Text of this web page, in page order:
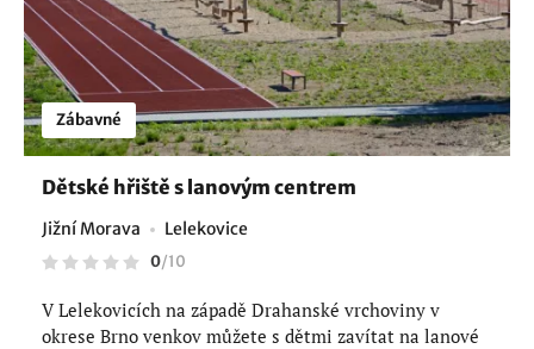
Zábavné
Dětské hřiště s lanovým centrem
Jižní Morava Lelekovice
0/10
V Lelekovicích na západě Drahanské vrchoviny v
okrese Brno venkov můžete s dětmi zavítat na lanové